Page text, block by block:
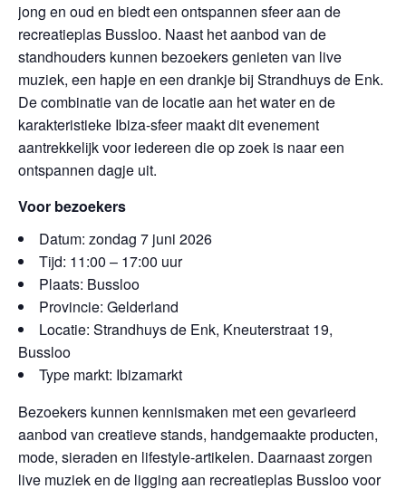
jong en oud en biedt een ontspannen sfeer aan de
recreatieplas Bussloo. Naast het aanbod van de
standhouders kunnen bezoekers genieten van live
muziek, een hapje en een drankje bij Strandhuys de Enk.
De combinatie van de locatie aan het water en de
karakteristieke Ibiza-sfeer maakt dit evenement
aantrekkelijk voor iedereen die op zoek is naar een
ontspannen dagje uit.
Voor bezoekers
Datum: zondag 7 juni 2026
Tijd: 11:00 – 17:00 uur
Plaats: Bussloo
Provincie: Gelderland
Locatie: Strandhuys de Enk, Kneuterstraat 19,
Bussloo
Type markt: Ibizamarkt
Bezoekers kunnen kennismaken met een gevarieerd
aanbod van creatieve stands, handgemaakte producten,
mode, sieraden en lifestyle-artikelen. Daarnaast zorgen
live muziek en de ligging aan recreatieplas Bussloo voor